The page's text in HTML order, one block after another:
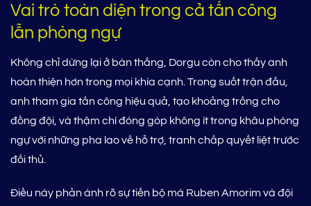
Vai trò toàn diện trong cả tấn công
lẫn phòng ngự
Không chỉ dừng lại ở bàn thắng, Dorgu còn cho thấy anh
hoàn thiện hơn trong mọi khía cạnh. Trong suốt trận đấu,
anh tham gia tấn công hiệu quả, tạo khoảng trống cho
đồng đội, và thậm chí đóng góp không ít trong khâu phòng
ngự với những pha lao về hỗ trợ, tranh chấp quyết liệt trước
đối thủ.
Điều này phản ánh rõ sự tiến bộ mà Ruben Amorim và đội